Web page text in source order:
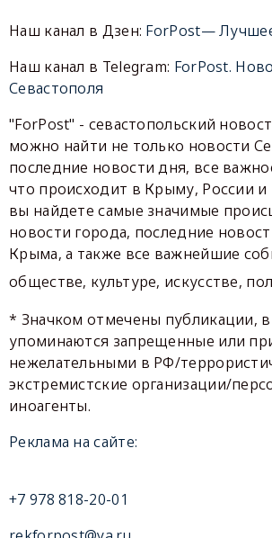
Наш канал в Дзен: ForPost—
Наш канал в Telegram: ForPost.
Севастополя
"ForPost" - севастопольский
можно найти не только новости
последние новости дня, все
что происходит в Крыму, России и
вы найдете самые значимые
новости города, последние
Крыма, а также все важнейшие
обществе, культуре, искусстве,
* Значком отмечены публикации,
упоминаются запрещенные или
нежелательными в РФ/
экстремистские организации/
иноагенты.
Реклама на сайте:
+7 978 818-20-01